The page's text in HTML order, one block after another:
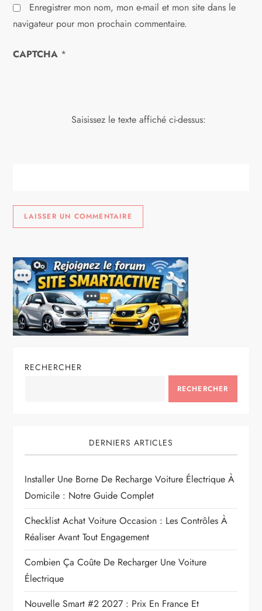
l
e
Enregistrer mon nom, mon e-mail et mon site dans le
navigateur pour mon prochain commentaire.
CAPTCHA *
Saisissez le texte affiché ci-dessus:
RECHERCHER
RECHERCHER
DERNIERS ARTICLES
Installer Une Borne De Recharge Voiture Électrique À
Domicile : Notre Guide Complet
Checklist Achat Voiture Occasion : Les Contrôles À
Réaliser Avant Tout Engagement
Combien Ça Coûte De Recharger Une Voiture
Électrique
Nouvelle Smart #2 2027 : Prix En France Et